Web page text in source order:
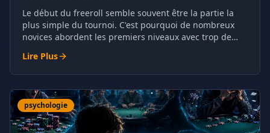
Le début du freeroll semble souvent être la partie la
plus simple du tournoi. C'est pourquoi de nombreux
novices abordent les premiers niveaux avec trop de
Lire Plus
psychologie